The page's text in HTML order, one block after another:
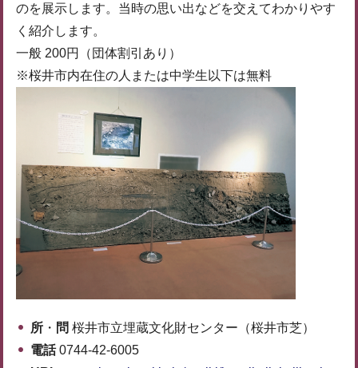
のを展示します。当時の思い出などを交えてわかりやす
く紹介します。
一般 200円（団体割引あり）
※桜井市内在住の人または中学生以下は無料
所 ・ 問 桜井市立埋蔵文化財センター（桜井市芝）
電話0744-42-6005